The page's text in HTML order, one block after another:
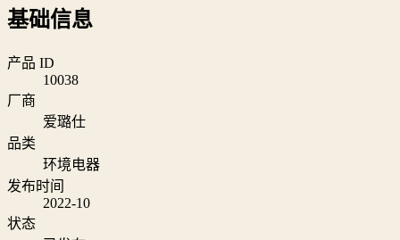
基础信息
产品 ID
10038
厂商
爱璐仕
品类
环境电器
发布时间
2022-10
状态